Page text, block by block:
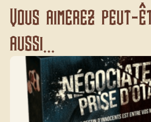
Vous aimerez peut-
aussi...